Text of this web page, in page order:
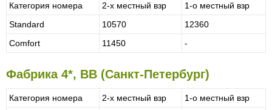
Категория номера 2-х местный взр
1-о местный взр
Standard
10570
12360
Comfort
11450 -
Фабрика 4*, BB (Санкт-Петербург)
Категория номера 2-х местный взр
1-о местный взр